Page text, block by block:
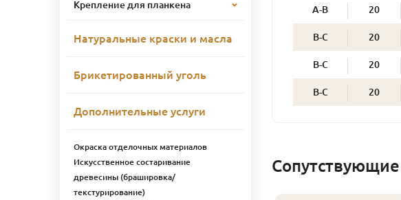
А-В 20
В-С 20
В-С 20
В-С 20
Крепление для планкена
Натуральные краски и масла
Брикетированный уголь
Дополнительные услуги
Окраска отделочных материалов
Искусственное состаривание
древесины (брашировка/
текстурирование)